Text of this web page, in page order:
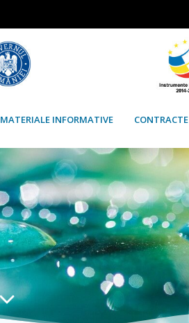
MATERIALE INFORMATIVE CONTRACTE